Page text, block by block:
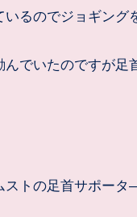
いるのでジョギング
んでいたのですが足
ストの足首サポー